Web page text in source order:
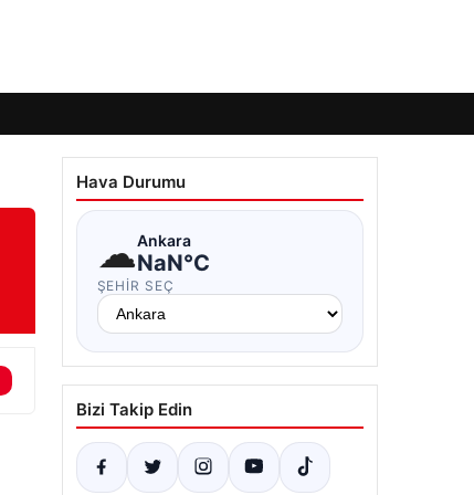
Hava Durumu
☁Ankara
NaN°C
ŞEHIR SEÇ
Bizi Takip Edin